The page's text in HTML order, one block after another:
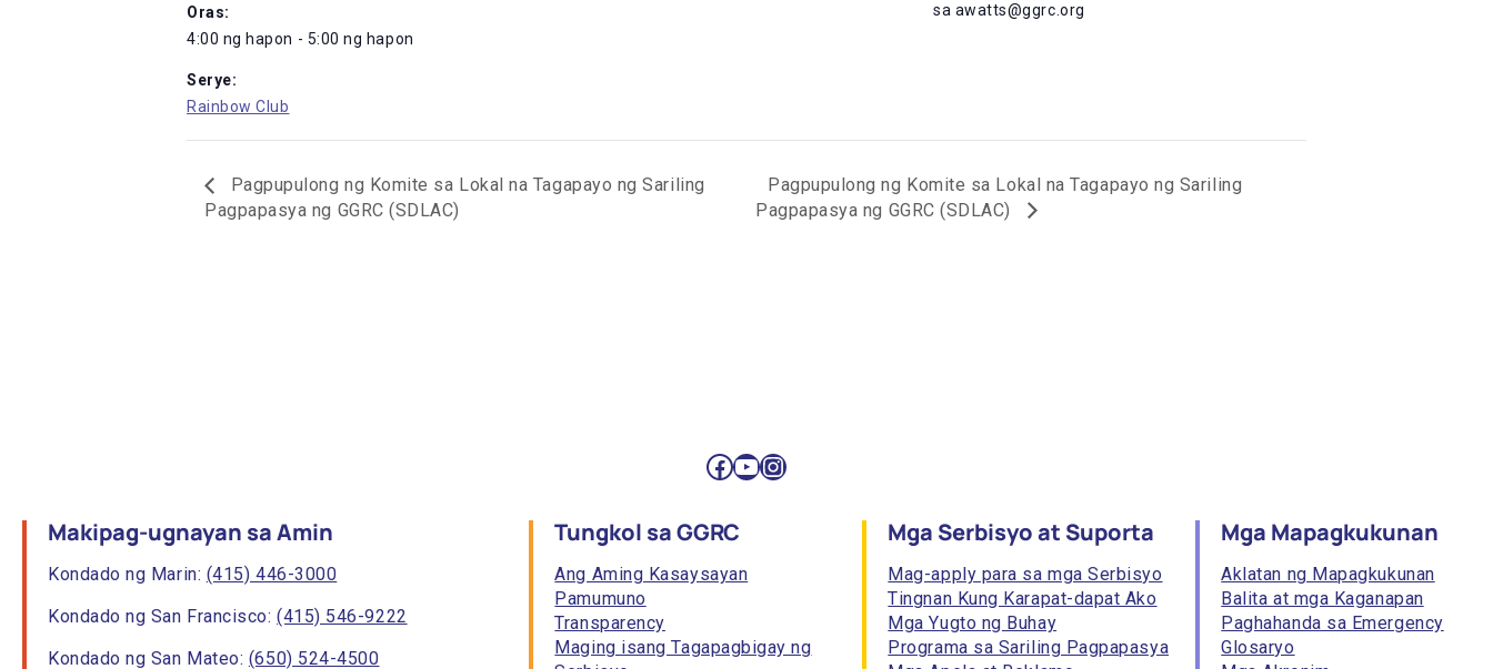
Oras:
4:00 ng hapon - 5:00 ng hapon
Serye:
Rainbow Club
sa awatts@ggrc.org
Pagpupulong ng Komite sa Lokal na Tagapayo ng Sariling
Pagpapasya ng GGRC (SDLAC)
Pagpupulong ng Komite sa Lokal na Tagapayo ng Sariling
Pagpapasya ng GGRC (SDLAC)
Facebook
YouTube
Instagram
Makipag-ugnayan sa Amin
Kondado ng Marin: (415) 446-3000
Kondado ng San Francisco:(415) 546-9222
Kondado ng San Mateo: (650) 524-4500
Tungkol sa GGRC
Ang Aming Kasaysayan
Pamumuno
Transparency
Maging isang Tagapagbigay ng
Mga Serbisyo at Suporta
Mag-apply para sa mga Serbisyo
Tingnan Kung Karapat-dapat Ako
Mga Yugto ng Buhay
Programa sa Sariling Pagpapasya
Mga Mapagkukunan
Aklatan ng Mapagkukunan
Balita at mga Kaganapan
Paghahanda sa Emergency
Glosaryo